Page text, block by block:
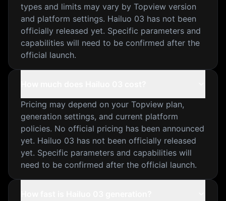
types and limits may vary by Topview version
and platform settings. Hailuo 03 has not been
officially released yet. Specific parameters and
capabilities will need to be confirmed after the
official launch.
Pricing may depend on your Topview plan,
generation settings, and current platform
policies. No official pricing has been announced
yet. Hailuo 03 has not been officially released
yet. Specific parameters and capabilities will
need to be confirmed after the official launch.